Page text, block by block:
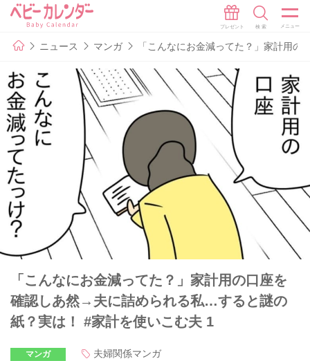
ニュース マンガ 「こんなにお金減ってた？」家計用
「こんなにお金減ってた？」家計用の口座を
確認しあ然→夫に詰められる私…すると謎の
紙？実は！ #家計を使いこむ夫 1
マンガ
夫婦関係マンガ